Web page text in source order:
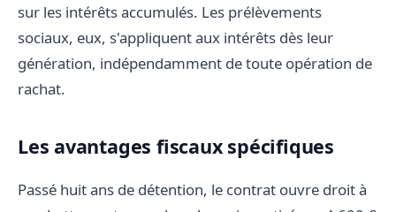
sur les intérêts accumulés. Les prélèvements
sociaux, eux, s'appliquent aux intérêts dès leur
génération, indépendamment de toute opération de
rachat.
Les avantages fiscaux spécifiques
Passé huit ans de détention, le contrat ouvre droit à